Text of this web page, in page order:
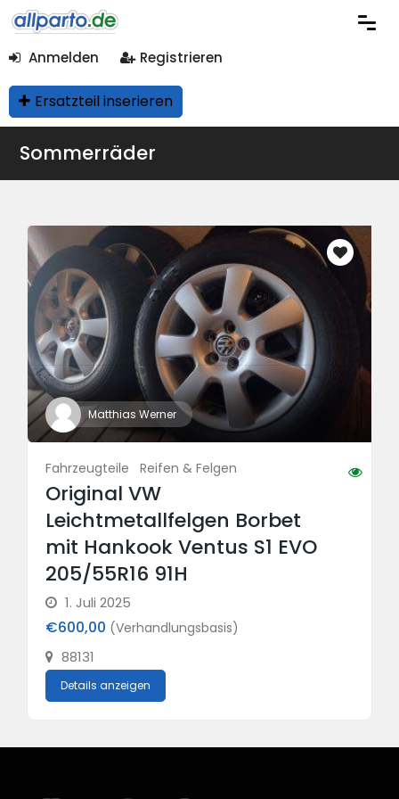
Anmelden Registrieren
Ersatzteil inserieren
Sommerräder
Matthias Werner
Fahrzeugteile Reifen & Felgen
Original VW
Leichtmetallfelgen Borbet
mit Hankook Ventus S1 EVO
205/55R16 91H
1. Juli 2025
€600,00 (Verhandlungsbasis)
88131
Details anzeigen